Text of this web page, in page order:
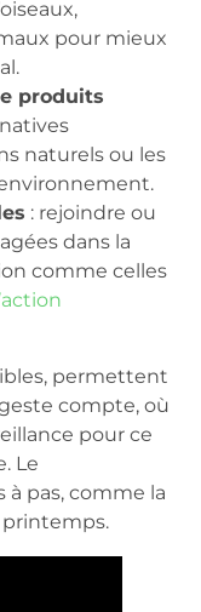
pour mieux
produits
naturels ou les
: rejoindre ou
dans la
comme celles
permettent
compte, où
pour ce
Le
pas, comme la
printemps.